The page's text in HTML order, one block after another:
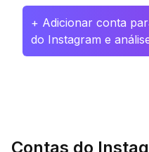
+ Adicionar conta
do Instagram e
Contas do